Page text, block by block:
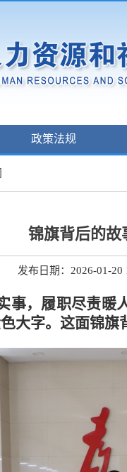
政策法规
锦旗背后的故
发布日期：2026-01-20
事，履职尽责
大字。这面锦